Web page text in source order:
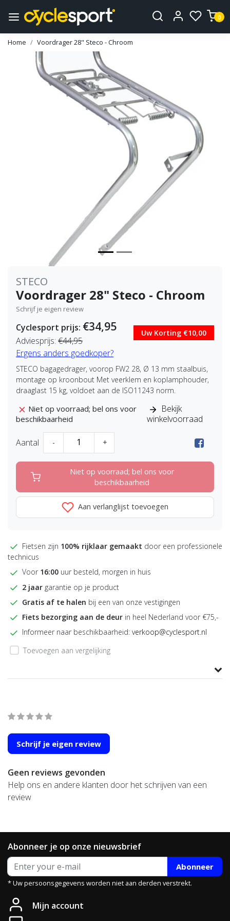
0
Home Voordrager 28" Steco - Chroom
STECO
Voordrager 28" Steco - Chroom
Schrijf je eigen review
Cyclesport prijs: €34,95
Adviesprijs: €44,95
Uw Korting €10,00
Ergens anders goedkoper?
STECO bagagedrager, voorop FW2 28, Ø 13 mm staalbuis,
montage op kroonbout Met veerklem en koplamphouder,
draaglast 15 kg, voldoet aan de ISO11243 norm.
Niet op voorraad; bel ons voor
beschikbaarheid
Bekijk
winkelvoorraad
Aantal - +
Niet op voorraad; bel ons voor
beschikbaarheid
Aan verlanglijst toevoegen
Fietsen zijn 100% rijklaar gemaakt door een professionele
technicus
Voor 16:00 uur besteld, morgen in huis
2 jaar garantie op je product
Gratis af te halen bij een van onze vestigingen
Fiets bezorging aan de deur in heel Nederland voor €75,-
Informeer naar beschikbaarheid: verkoop@cyclesport.nl
Toevoegen aan vergelijking
Schrijf je eigen review
Geen reviews gevonden
Help ons en andere klanten door het schrijven van een
review
Abonneer je op onze nieuwsbrief
Abonneer
* Uw persoonsgegevens worden niet aan derden verstrekt.
Mijn account